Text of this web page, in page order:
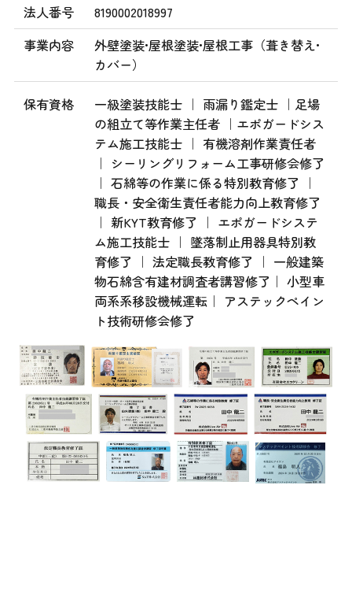
法人番号
8190002018997
事業内容
外壁塗装•屋根塗装•屋根工事（葺き替え•
カバー）
保有資格
一級塗装技能士 ｜ 雨漏り鑑定士 ｜足場
の組立て等作業主任者 ｜エポガードシス
テム施工技能士 ｜ 有機溶剤作業責任者
｜ シーリングリフォーム工事研修会修了
｜ 石綿等の作業に係る特別教育修了 ｜
職長・安全衛生責任者能力向上教育修了
｜ 新KYT教育修了 ｜ エポガードシステ
ム施工技能士 ｜ 墜落制止用器具特別教
育修了 ｜ 法定職長教育修了 ｜ 一般建築
物石綿含有建材調査者講習修了｜ 小型車
両系系移設機械運転｜ アステックペイン
ト技術研修会修了